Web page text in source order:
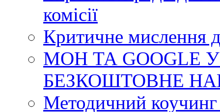
комісії
Критичне мислення
МОН ТА GOOGLE
БЕЗКОШТОВНЕ
Методичний